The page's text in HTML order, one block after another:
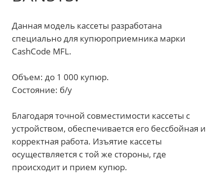
Данная модель кассеты разработана
специально для купюроприемника марки
CashCode MFL.
Объем: до 1 000 купюр.
Состояние: б/у
Благодаря точной совместимости кассеты с
устройством, обеспечивается его бессбойная и
корректная работа. Изъятие кассеты
осуществляется с той же стороны, где
происходит и прием купюр.